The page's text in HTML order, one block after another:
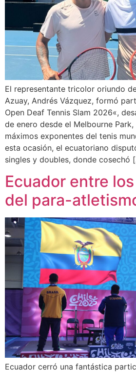
El representante tricolor oriundo
Azuay, Andrés Vázquez, formó
Open Deaf Tennis Slam 2026«,
de enero desde el Melbourne
máximos exponentes del tenis
esta ocasión, el ecuatoriano
singles y doubles, donde cosechó
Ecuador entre
del para-
Ecuador cerró una fantástica